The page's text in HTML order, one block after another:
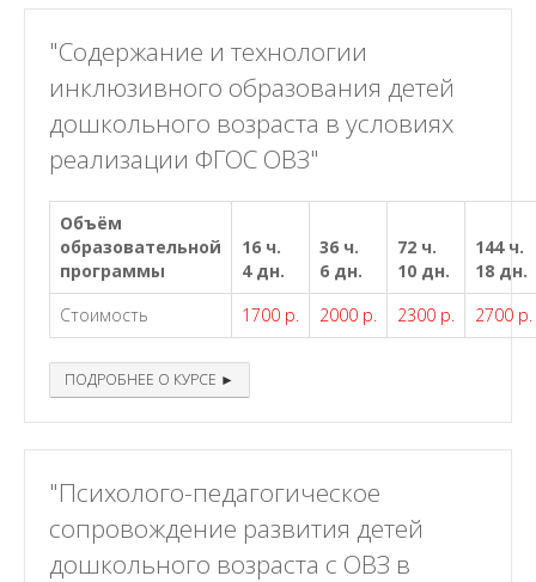
"Содержание и технологии
инклюзивного образования детей
дошкольного возраста в условиях
реализации ФГОС ОВЗ"
Объём
образовательной
программы
16 ч.
4 дн.
36 ч.
6 дн.
72 ч.
10 дн.
144 ч.
18 дн.
Стоимость
1700 р. 2000 р. 2300 р. 2700 р.
ПОДРОБНЕЕ О КУРСЕ ►
"Психолого-педагогическое
сопровождение развития детей
дошкольного возраста с ОВЗ в